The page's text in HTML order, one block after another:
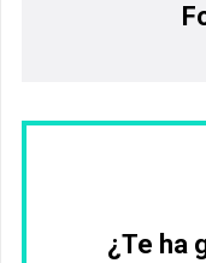
¿Te ha